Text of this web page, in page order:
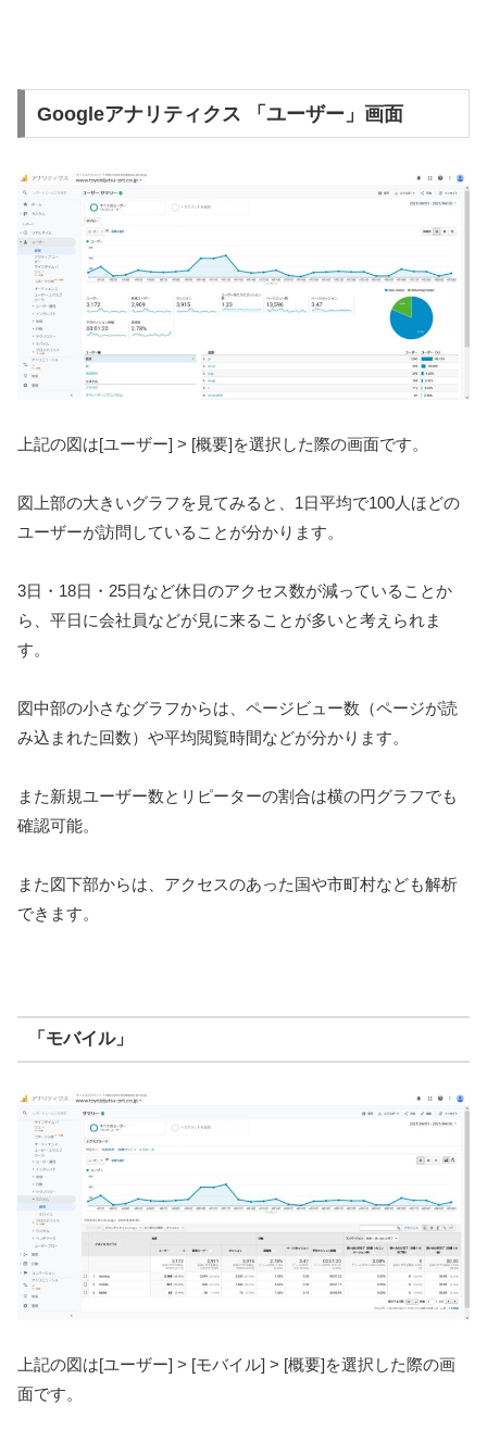
Googleアナリティクス 「ユーザー」画面
上記の図は[ユーザー] > [概要]を選択した際の画面です。
図上部の大きいグラフを見てみると、1日平均で100人ほどの
ユーザーが訪問していることが分かります。
3日・18日・25日など休日のアクセス数が減っていることか
ら、平日に会社員などが見に来ることが多いと考えられま
す。
図中部の小さなグラフからは、ページビュー数（ページが読
み込まれた回数）や平均閲覧時間などが分かります。
また新規ユーザー数とリピーターの割合は横の円グラフでも
確認可能。
また図下部からは、アクセスのあった国や市町村なども解析
できます。
「モバイル」
上記の図は[ユーザー] > [モバイル] > [概要]を選択した際の画
面です。